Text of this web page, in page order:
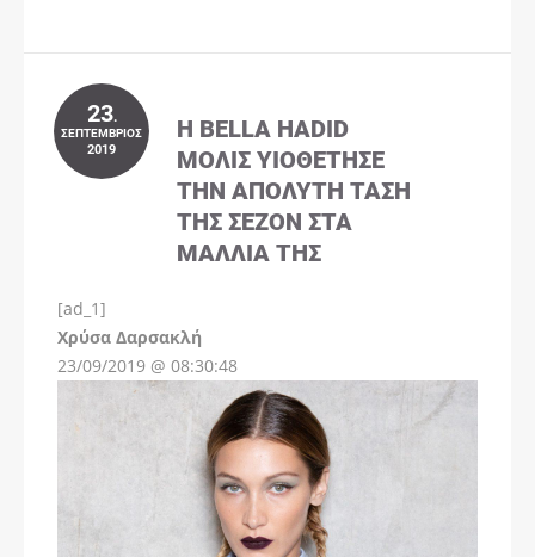
23.
ΣΕΠΤΈΜΒΡΙΟΣ
2019
Η BELLA HADID
ΜΌΛΙΣ ΥΙΟΘΈΤΗΣΕ
ΤΗΝ ΑΠΌΛΥΤΗ ΤΆΣΗ
ΤΗΣ ΣΕΖΌΝ ΣΤΑ
ΜΑΛΛΙΆ ΤΗΣ
[ad_1]
Χρύσα Δαρσακλή
23/09/2019 @ 08:30:48